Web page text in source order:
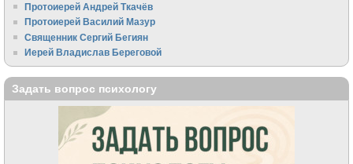
Протоиерей Андрей Ткачёв
Протоиерей Василий Мазур
Священник Сергий Бегиян
Иерей Владислав Береговой
Задать вопрос психологу